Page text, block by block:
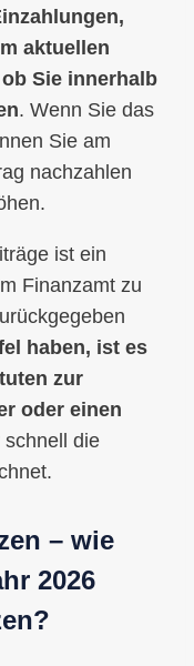
aktuellen
Sie innerhalb
. Wenn Sie das
Sie am
nachzahlen
ist ein
Finanzamt zu
haben, ist es
zur
oder einen
schnell die
– wie
2026